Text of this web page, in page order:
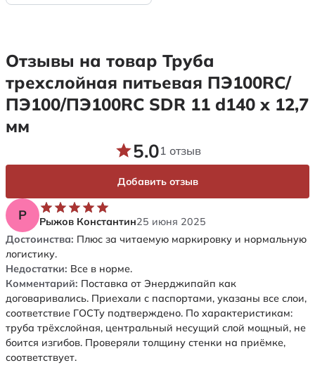
Отзывы на товар Труба
трехслойная питьевая ПЭ100RC/
ПЭ100/ПЭ100RC SDR 11 d140 х 12,7
мм
Р Рыжов Константин25 июня 2025
Достоинства: Плюс за читаемую маркировку и нормальную
логистику.
Недостатки: Все в норме.
Комментарий: Поставка от Энерджипайп как
договаривались. Приехали с паспортами, указаны все слои,
соответствие ГОСТу подтверждено. По характеристикам:
труба трёхслойная, центральный несущий слой мощный, не
боится изгибов. Проверяли толщину стенки на приёмке,
соответствует.
5.01 отзыв
Добавить отзыв